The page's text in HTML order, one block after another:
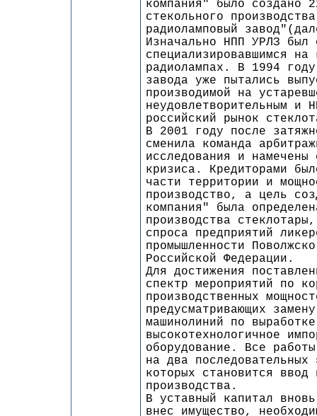
компания" было создано
стекольного
радиоламповый
Изначально НПП УРЛЗ был
специализировавшимся
радиолампах. В 1994
завода уже пытались
производимой на
неудовлетворительным
российский рынок
В 2001 году после
сменила команда
исследования и
кризиса. Кредиторами
части территории и
производство, а цель
компания" была
производства
спроса предприятий
промышленности
Российской Федерации.
Для достижения
спектр мероприятий по
производственных
предусматривающих
машинолиний по
высокотехнологичное
оборудование. Все
на два
которых становится ввод
производства.
В уставный капитал
внес имущество,